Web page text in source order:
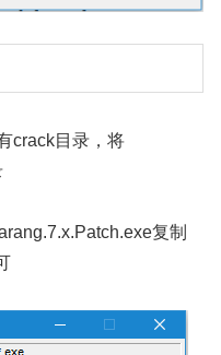
crack目录，将
复制